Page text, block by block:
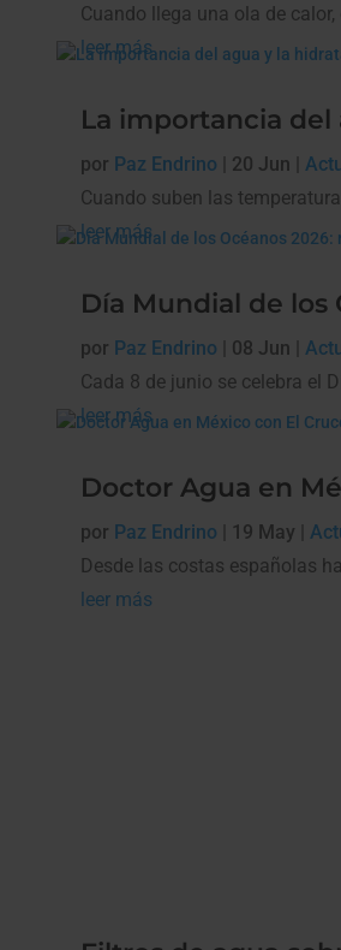
Cuando llega una ola de
leer más
La importancia del
por Paz Endrino 20 Jun |
Cuando suben las
leer más
Día Mundial de los
por Paz Endrino 08 Jun |
Cada 8 de junio se celebra el
leer más
Doctor Agua en
por Paz Endrino 19 May |
Desde las costas españolas
leer más